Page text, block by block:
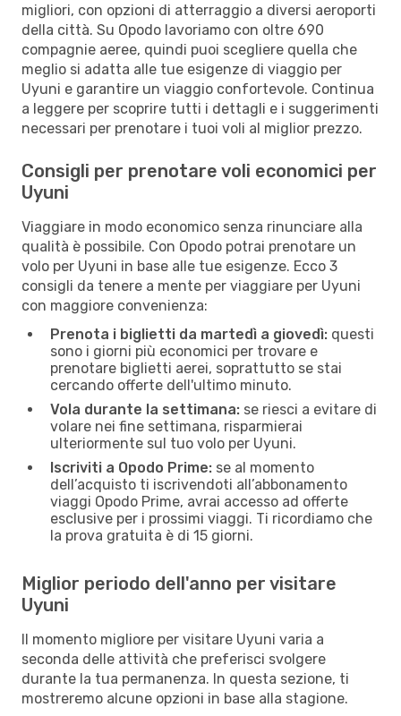
migliori, con opzioni di atterraggio a diversi aeroporti
della città. Su Opodo lavoriamo con oltre 690
compagnie aeree, quindi puoi scegliere quella che
meglio si adatta alle tue esigenze di viaggio per
Uyuni e garantire un viaggio confortevole. Continua
a leggere per scoprire tutti i dettagli e i suggerimenti
necessari per prenotare i tuoi voli al miglior prezzo.
Consigli per prenotare voli economici per
Uyuni
Viaggiare in modo economico senza rinunciare alla
qualità è possibile. Con Opodo potrai prenotare un
volo per Uyuni in base alle tue esigenze. Ecco 3
consigli da tenere a mente per viaggiare per Uyuni
con maggiore convenienza:
Prenota i biglietti da martedì a giovedì: questi
sono i giorni più economici per trovare e
prenotare biglietti aerei, soprattutto se stai
cercando offerte dell'ultimo minuto.
Vola durante la settimana: se riesci a evitare di
volare nei fine settimana, risparmierai
ulteriormente sul tuo volo per Uyuni.
Iscriviti a Opodo Prime: se al momento
dell’acquisto ti iscrivendoti all’abbonamento
viaggi Opodo Prime, avrai accesso ad offerte
esclusive per i prossimi viaggi. Ti ricordiamo che
la prova gratuita è di 15 giorni.
Miglior periodo dell'anno per visitare
Uyuni
Il momento migliore per visitare Uyuni varia a
seconda delle attività che preferisci svolgere
durante la tua permanenza. In questa sezione, ti
mostreremo alcune opzioni in base alla stagione.